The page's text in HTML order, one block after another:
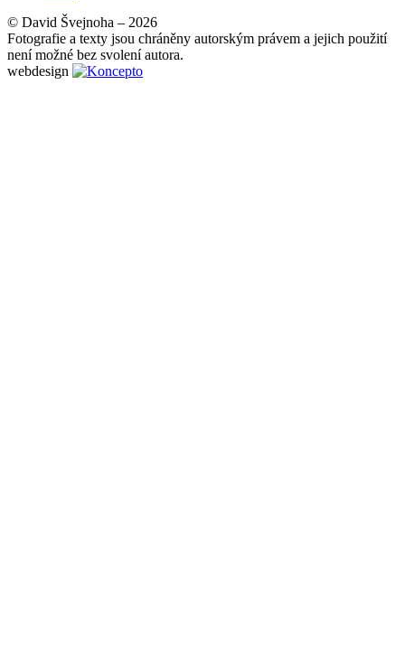
© David Švejnoha – 2026
Fotografie a texty jsou chráněny autorským právem a jejich použití
není možné bez svolení autora.
webdesign